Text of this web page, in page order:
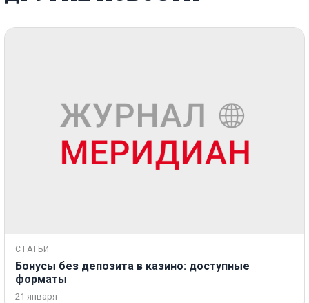
СТАТЬИ
Бонусы без депозита в казино: доступные
форматы
21 января